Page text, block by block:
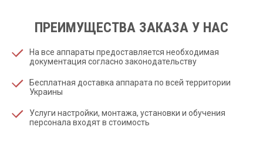
ПРЕИМУЩЕСТВА ЗАКАЗА У НАС
На все аппараты предоставляется необходимая
документация согласно законодательству
Бесплатная доставка аппарата по всей территории
Украины
Услуги настройки, монтажа, установки и обучения
персонала входят в стоимость